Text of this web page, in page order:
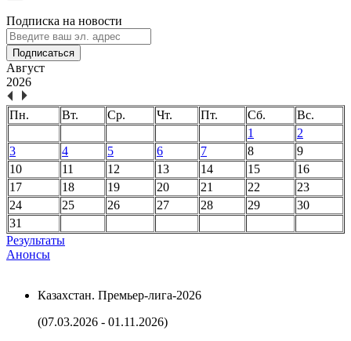
Подписка на новости
Подписаться
Август
2026
Пн. Вт. Ср. Чт. Пт. Сб.
Вс.
1
2
3
4 5 6 7 8
9
10
11 12 13 14 15
16
17
18 19 20 21 22
23
24
25 26 27 28 29
30
31
Результаты
Анонсы
Казахстан. Премьер-лига-2026
(07.03.2026 - 01.11.2026)